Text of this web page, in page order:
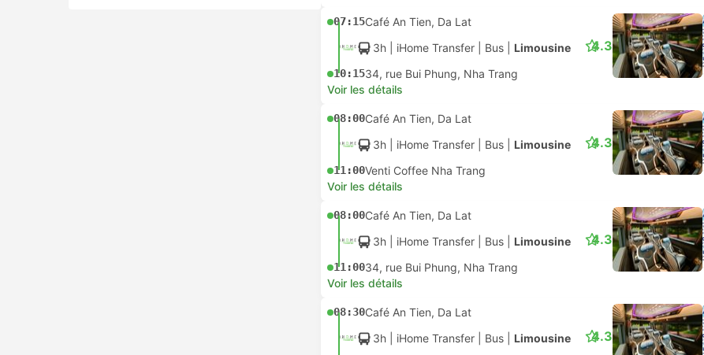
07:15Café An Tien, Da Lat
3h | iHome Transfer Bus Limousine
10:1534, rue Bui Phung, Nha Trang
4.3
Voir les détails
08:00Café An Tien, Da Lat
3h | iHome Transfer Bus Limousine
11:00Venti Coffee Nha Trang
4.3
Voir les détails
08:00Café An Tien, Da Lat
3h | iHome Transfer Bus Limousine
11:0034, rue Bui Phung, Nha Trang
4.3
Voir les détails
08:30Café An Tien, Da Lat
3h | iHome Transfer Bus Limousine 4.3